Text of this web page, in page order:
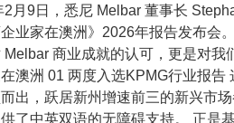
2月9日，悉尼 Melbar 董事长
企业家在澳洲》2026年报告发布会
Melbar 商业成就的认可，更是对
澳洲 01 两度入选KPMG行业报
出，跃居新州增速前三的新兴市
了中英双语的无障碍支持。 正是